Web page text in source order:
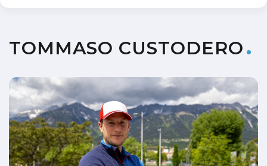
TOMMASO CUSTODERO